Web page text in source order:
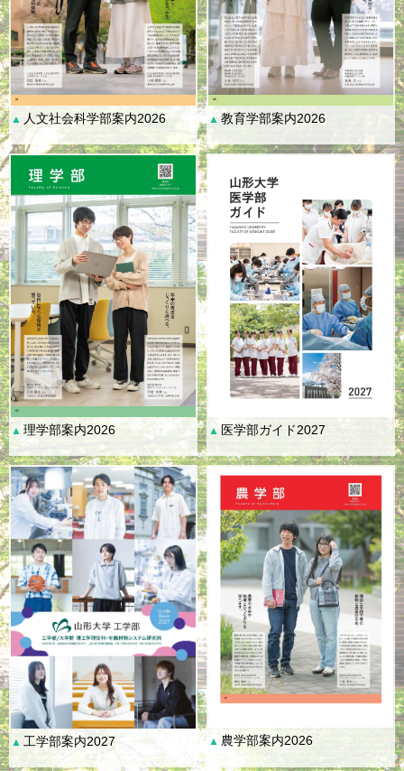
▲ 人文社会科学部案内2026 ▲ 教育学部案内2026
▲理学部案内2026 ▲ 医学部ガイド2027
▲ 工学部案内2027 ▲ 農学部案内2026